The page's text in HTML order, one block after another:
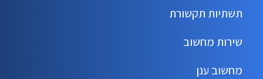
תשתיות תקשורת
שירות מחשוב
מחשוב ענן